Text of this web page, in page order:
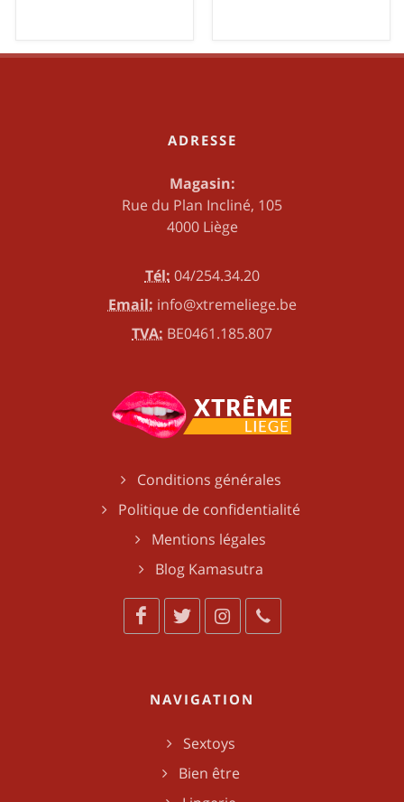
ADRESSE
Magasin:
Rue du Plan Incliné, 105
4000 Liège
Tél: 04/254.34.20
Email: info@xtremeliege.be
TVA: BE0461.185.807
Conditions générales
Politique de confidentialité
Mentions légales
Blog Kamasutra
NAVIGATION
Sextoys
Bien être